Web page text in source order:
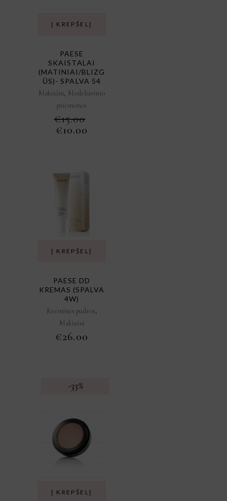
Į KREPŠELĮ
PAESE
SKAISTALAI
(MATINIAI/BLIZG
ŪS)- SPALVA 54
Makiažui, Modeliavimo
priemonės
€15.00
ORIGINAL
€10.00
Į KREPŠELĮ
PAESE DD
KREMAS (SPALVA
4W)
Kreminės pudros,
Makiažui
€26.00
-33%
Į KREPŠELĮ